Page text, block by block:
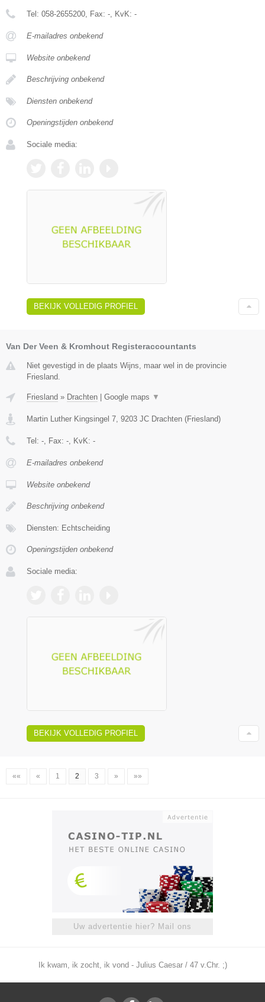
Tel: 058-2655200, Fax: -, KvK: -
E-mailadres onbekend
Website onbekend
Beschrijving onbekend
Diensten onbekend
Openingstijden onbekend
Sociale media:
BEKIJK VOLLEDIG PROFIEL
Van Der Veen & Kromhout Registeraccountants
Niet gevestigd in de plaats Wijns, maar wel in de provincie
Friesland.
Friesland » Drachten Google maps ▼
Martin Luther Kingsingel 7 9203 JC Drachten (Friesland)
Tel: - , Fax: - , KvK: -
E-mailadres onbekend
Website onbekend
Beschrijving onbekend
Diensten: Echtscheiding
Openingstijden onbekend
Sociale media:
BEKIJK VOLLEDIG PROFIEL
«« « 1 2 3 » »»
Uw advertentie hier? Mail ons
Ik kwam, ik zocht, ik vond - Julius Caesar / 47 v.Chr. ;)